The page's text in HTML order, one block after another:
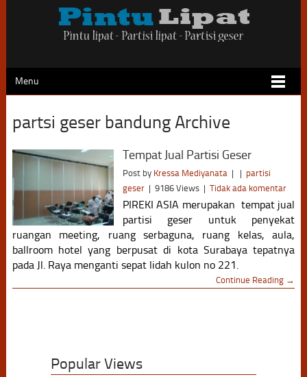
Menu
partsi geser bandung Archive
Tempat Jual Partisi Geser
Post by Kressa Mediyanata | | partisi
geser | 9186 Views | Tidak ada komentar
PIREKI ASIA merupakan tempat jual
partisi geser untuk penyekat
ruangan meeting, ruang serbaguna, ruang kelas, aula,
ballroom hotel yang berpusat di kota Surabaya tepatnya
pada Jl. Raya menganti sepat lidah kulon no 221.
Continue Reading →
Popular Views